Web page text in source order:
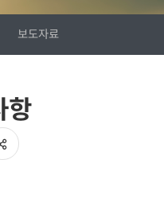
보도자료
항
SNS